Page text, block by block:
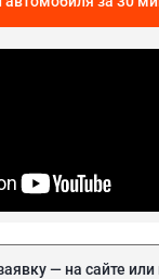
— на сайте или